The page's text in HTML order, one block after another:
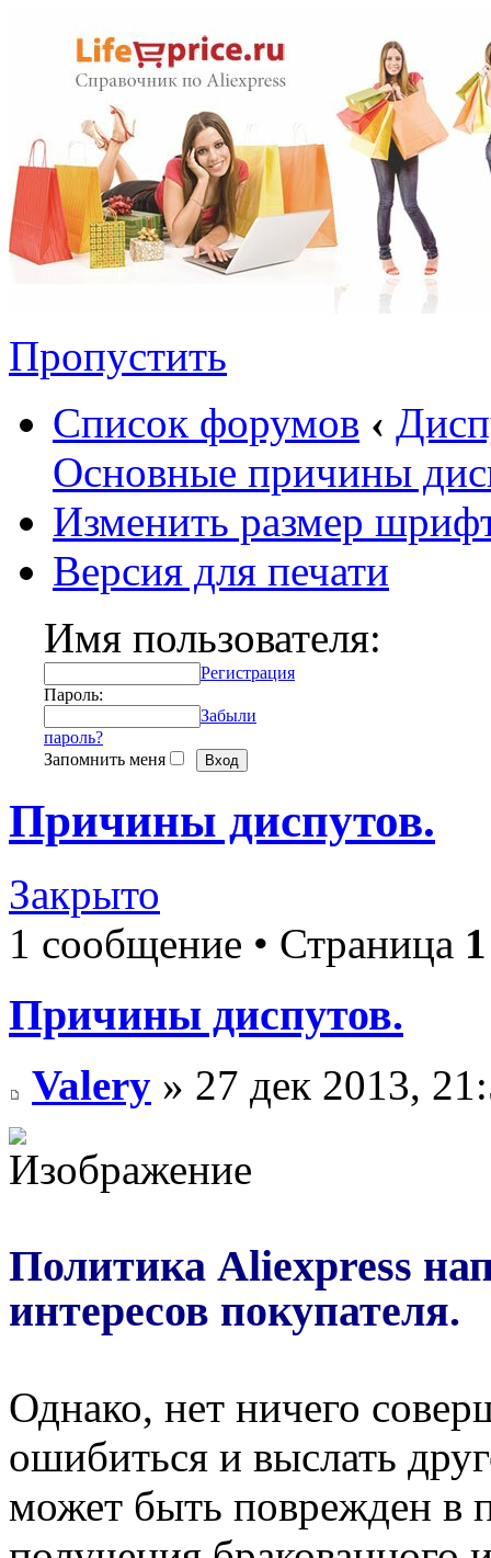
Пропустить
Список форумов ‹
Основные причины
Изменить размер
Версия для печати
Имя пользователя:
Регистрация
Пароль:
Забыли
пароль?
Запомнить меня
Причины диспутов.
Закрыто
1 сообщение • Страница 1
Причины диспутов.
Valery » 27 дек 2013,
Политика Aliexpress
интересов покупателя.
Однако, нет ничего
ошибиться и выслать
может быть поврежден в